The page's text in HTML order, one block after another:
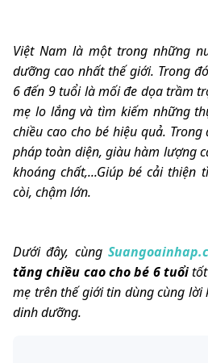
Việt Nam là một trong những
dưỡng cao nhất thế giới. Trong
6 đến 9 tuổi là mối đe dọa trầm
mẹ lo lắng và tìm kiếm những
chiều cao cho bé hiệu quả.
pháp toàn diện, giàu hàm lượng
khoáng chất,...Giúp bé cải thiện
còi, chậm lớn.
Dưới đây, cùng
tăng chiều cao cho bé 6 tuổi
mẹ trên thế giới tin dùng cùng lời
dinh dưỡng.